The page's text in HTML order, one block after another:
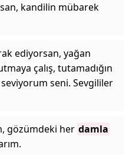
kandilin mübarek
ediyorsan, yağan
çalış, tutamadığın
seni. Sevgililer
gözümdeki her damla